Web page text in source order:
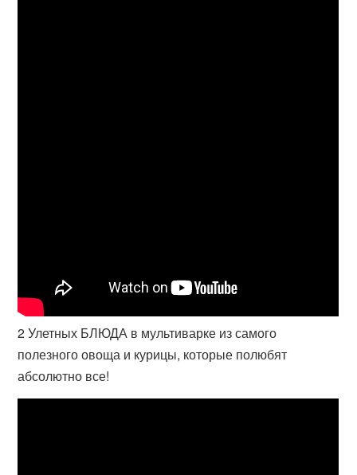
2 Улетных БЛЮДА в мультиварке из самого
полезного овоща и курицы, которые полюбят
абсолютно все!